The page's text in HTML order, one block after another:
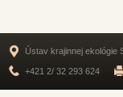
Ústav krajinnej ekológie
+421 2/ 32 293 624